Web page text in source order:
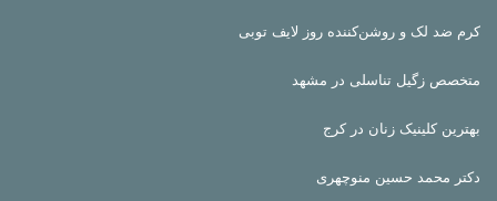
کرم ضد لک و روشن‌کننده روز لایف توبی
متخصص زگیل تناسلی در مشهد
بهترین کلینیک زنان در کرج
دکتر محمد حسین منوچهری